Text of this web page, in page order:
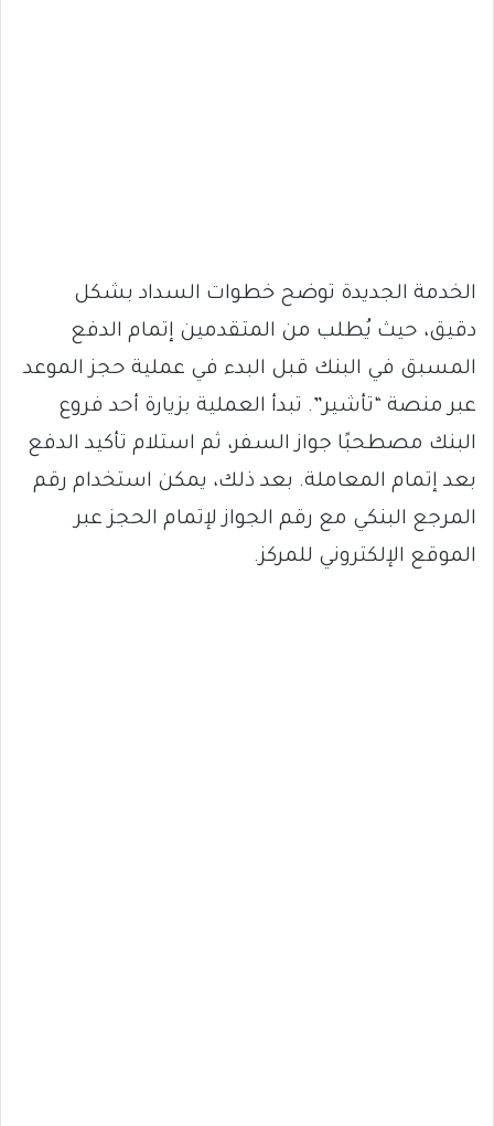
الخدمة الجديدة توضح خطوات السداد بشكل
دقيق، حيث يُطلب من المتقدمين إتمام الدفع
المسبق في البنك قبل البدء في عملية حجز الموعد
عبر منصة “تأشير”. تبدأ العملية بزيارة أحد فروع
البنك مصطحبًا جواز السفر، ثم استلام تأكيد الدفع
بعد إتمام المعاملة. بعد ذلك، يمكن استخدام رقم
المرجع البنكي مع رقم الجواز لإتمام الحجز عبر
الموقع الإلكتروني للمركز.